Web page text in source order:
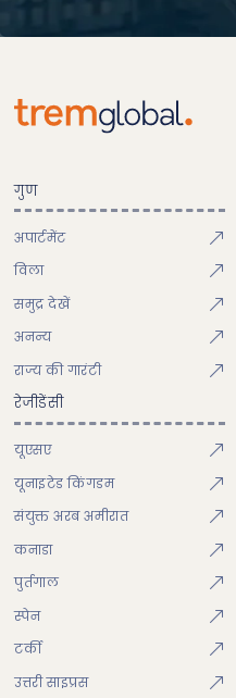
गुण
अपार्टमेंट
विला
समुद्र देखें
अनन्य
राज्य की गारंटी
रेजीडेंसी
यूएसए
यूनाइटेड किंगडम
संयुक्त अरब अमीरात
कनाडा
पुर्तगाल
स्पेन
टर्की
उत्तरी साइप्रस